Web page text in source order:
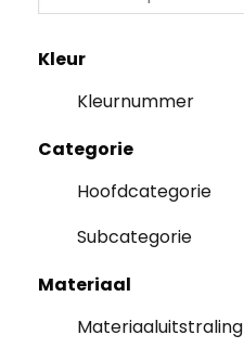
Kleur
Kleurnummer
Categorie
Hoofdcategorie
Subcategorie
Materiaal
Materiaaluitstraling